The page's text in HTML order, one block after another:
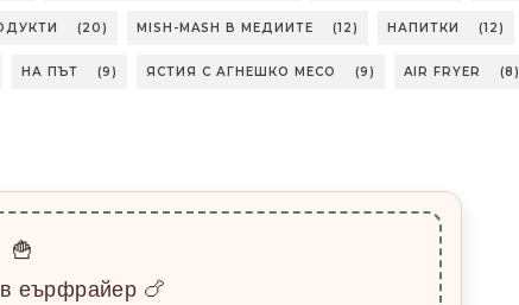
(20) MISH-MASH В МЕДИИТЕ (12) НАПИТКИ (12)
НА ПЪТ (9) ЯСТИЯ С АГНЕШКО МЕСО (9) AIR FRYER (8)
🍟
еърфрайер 🍗